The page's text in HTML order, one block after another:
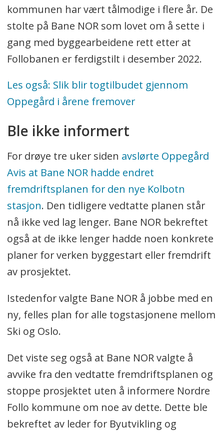
kommunen har vært tålmodige i flere år. De
stolte på Bane NOR som lovet om å sette i
gang med byggearbeidene rett etter at
Follobanen er ferdigstilt i desember 2022.
Les også: Slik blir togtilbudet gjennom
Oppegård i årene fremover
Ble ikke informert
For drøye tre uker siden avslørte Oppegård
Avis at Bane NOR hadde endret
fremdriftsplanen for den nye Kolbotn
stasjon. Den tidligere vedtatte planen står
nå ikke ved lag lenger. Bane NOR bekreftet
også at de ikke lenger hadde noen konkrete
planer for verken byggestart eller fremdrift
av prosjektet.
Istedenfor valgte Bane NOR å jobbe med en
ny, felles plan for alle togstasjonene mellom
Ski og Oslo.
Det viste seg også at Bane NOR valgte å
avvike fra den vedtatte fremdriftsplanen og
stoppe prosjektet uten å informere Nordre
Follo kommune om noe av dette. Dette ble
bekreftet av leder for Byutvikling og